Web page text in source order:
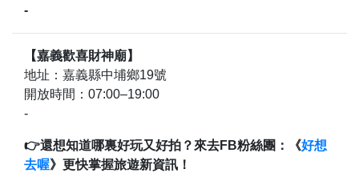
-
【嘉義歡喜財神廟】
地址：嘉義縣中埔鄉19號
開放時間：07:00–19:00
-
👉還想知道哪裏好玩又好拍？來去FB粉絲團：《好想
去喔》更快掌握旅遊新資訊！